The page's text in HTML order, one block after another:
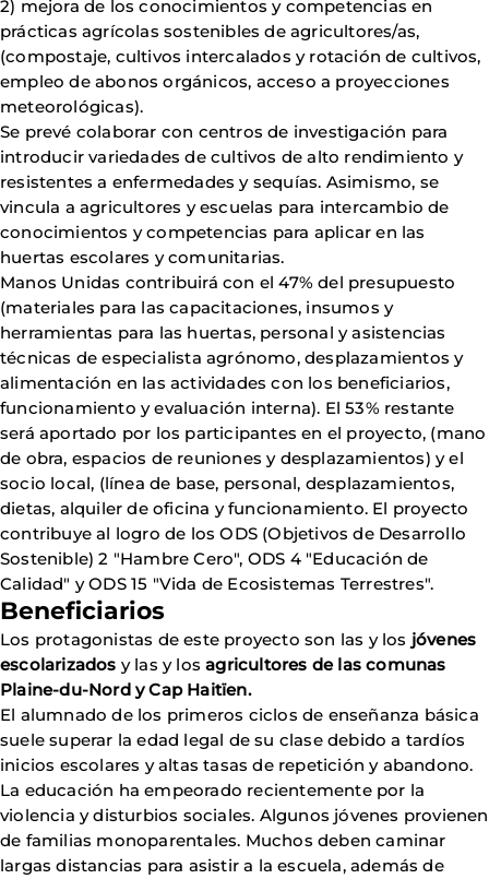
2) mejora de los conocimientos y competencias en
prácticas agrícolas sostenibles de agricultores/as,
(compostaje, cultivos intercalados y rotación de cultivos,
empleo de abonos orgánicos, acceso a proyecciones
meteorológicas).
Se prevé colaborar con centros de investigación para
introducir variedades de cultivos de alto rendimiento y
resistentes a enfermedades y sequías. Asimismo, se
vincula a agricultores y escuelas para intercambio de
conocimientos y competencias para aplicar en las
huertas escolares y comunitarias.
Manos Unidas contribuirá con el 47% del presupuesto
(materiales para las capacitaciones, insumos y
herramientas para las huertas, personal y asistencias
técnicas de especialista agrónomo, desplazamientos y
alimentación en las actividades con los beneficiarios,
funcionamiento y evaluación interna). El 53% restante
será aportado por los participantes en el proyecto, (mano
de obra, espacios de reuniones y desplazamientos) y el
socio local, (línea de base, personal, desplazamientos,
dietas, alquiler de oficina y funcionamiento. El proyecto
contribuye al logro de los ODS (Objetivos de Desarrollo
Sostenible) 2 "Hambre Cero", ODS 4 "Educación de
Calidad" y ODS 15 "Vida de Ecosistemas Terrestres".
Beneficiarios
Los protagonistas de este proyecto son las y los jóvenes
escolarizados y las y losagricultores de las comunas
Plaine-du-Nord y Cap Haitïen.
El alumnado de los primeros ciclos de enseñanza básica
suele superar la edad legal de su clase debido a tardíos
inicios escolares y altas tasas de repetición y abandono.
La educación ha empeorado recientemente por la
violencia y disturbios sociales. Algunos jóvenes provienen
de familias monoparentales. Muchos deben caminar
largas distancias para asistir a la escuela, además de